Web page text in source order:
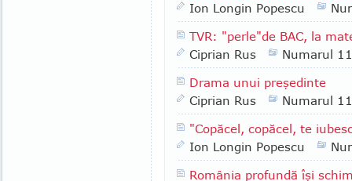
Ion Longin Popescu
TVR: "perle"de BAC, la
Ciprian Rus
Numarul
Drama unui preşedinte
Ciprian Rus
Numarul
"Copăcel, copăcel, te
Ion Longin Popescu
România profundă îşi